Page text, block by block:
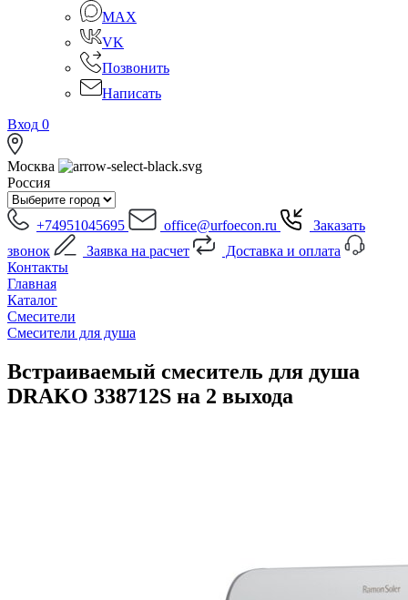
MAX
VK
Позвонить
Написать
Вход 0
Москва
Россия
+74951045695 office@urfoecon.ru
Заказать
звонок
Заявка на расчет
Доставка и оплата
Контакты
Главная
Каталог
Смесители
Смесители для душа
Встраиваемый смеситель для душа
DRAKO 338712S на 2 выхода